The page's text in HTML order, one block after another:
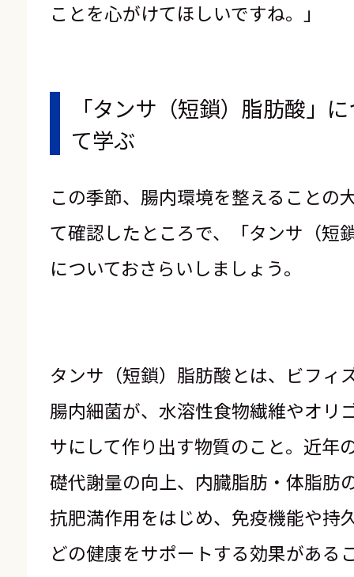
ことを心がけてほしいですね。」
「タンサ（短鎖）脂肪酸」
て学ぶ
この季節、腸内環境を整えることの
て確認したところで、「タンサ（短
についておさらいしましょう。
タンサ（短鎖）脂肪酸とは、ビフィ
腸内細菌が、水溶性食物繊維やオリ
サにして作り出す物質のこと。近年
礎代謝量の向上、内臓脂肪・体脂肪
抗肥満作用をはじめ、免疫機能や持
どの健康をサポートする効果がある